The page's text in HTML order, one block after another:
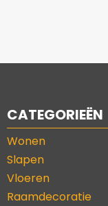
CATEGORIEËN
Wonen
Slapen
Vloeren
Raamdecoratie